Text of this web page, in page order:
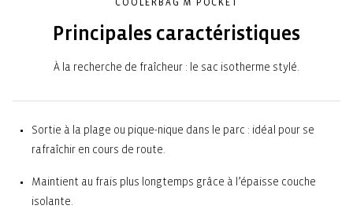
COOLERBAG M POCKET
Principales caractéristiques
À la recherche de fraîcheur : le sac isotherme stylé.
Sortie à la plage ou pique-nique dans le parc : idéal pour se
rafraîchir en cours de route.
Maintient au frais plus longtemps grâce à l’épaisse couche
isolante.